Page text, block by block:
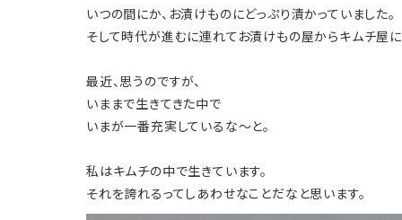
いつの間にか、お漬けものにどっぷり漬かっていました。
そして時代が進むに連れてお漬けもの屋からキムチ屋に
最近、思うのですが、
いままで生きてきた中で
いまが一番充実しているな〜と。
私はキムチの中で生きています。
それを誇れるってしあわせなことだなと思います。